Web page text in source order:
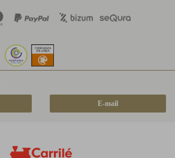
E-mail